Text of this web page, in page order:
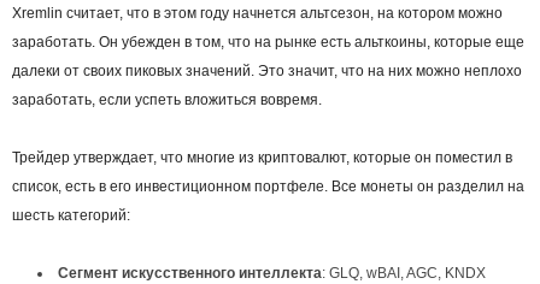
Xremlin считает, что в этом году начнется альтсезон, на котором можно
заработать. Он убежден в том, что на рынке есть альткоины, которые еще
далеки от своих пиковых значений. Это значит, что на них можно неплохо
заработать, если успеть вложиться вовремя.
Трейдер утверждает, что многие из криптовалют, которые он поместил в
список, есть в его инвестиционном портфеле. Все монеты он разделил на
шесть категорий:
Сегмент искусственного интеллекта: GLQ, wBAI, AGC, KNDX